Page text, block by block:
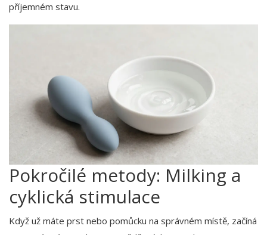
příjemném stavu.
Pokročilé metody: Milking a
cyklická stimulace
Když už máte prst nebo pomůcku na správném místě, začíná